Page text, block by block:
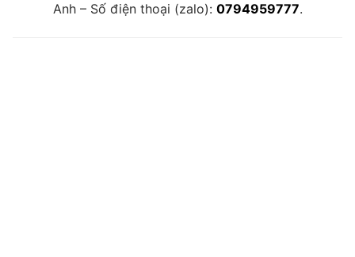
Anh – Số điện thoại (zalo): 0794959777.